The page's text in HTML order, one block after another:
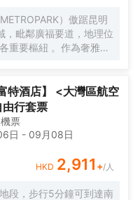
）傲踞昆明
，毗鄰廣福要道，地理位
重要樞紐 。作為奢雅酒
一座集建築藝術與高端
特酒店】 <大灣區航空
行套票
機票
日 - 09月08日
HKD 2,911 +/人
段，步行5分鐘可到達南